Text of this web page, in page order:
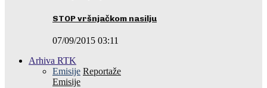
STOP vršnjačkom nasilju
07/09/2015 03:11
Arhiva RTK
Emisije Reportaže
Emisije